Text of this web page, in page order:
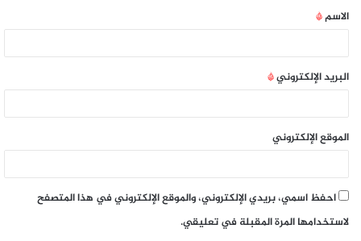
الاسم*
البريد الإلكتروني*
الموقع الإلكتروني
احفظ اسمي، بريدي الإلكتروني، والموقع الإلكتروني في هذا المتصفح
لاستخدامها المرة المقبلة في تعليقي.